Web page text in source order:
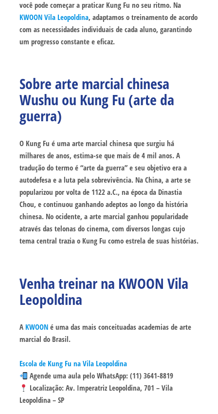
você pode começar a praticar Kung Fu no seu ritmo. Na
KWOON Vila Leopoldina, adaptamos o treinamento de acordo
com as necessidades individuais de cada aluno, garantindo
um progresso constante e eficaz.
Sobre arte marcial chinesa
Wushu ou Kung Fu (arte da
guerra)
O Kung Fu é uma arte marcial chinesa que surgiu há
milhares de anos, estima-se que mais de 4 mil anos. A
tradução do termo é “arte da guerra” e seu objetivo era a
autodefesa e a luta pela sobrevivência. Na China, a arte se
popularizou por volta de 1122 a.C., na época da Dinastia
Chou, e continuou ganhando adeptos ao longo da história
chinesa. No ocidente, a arte marcial ganhou popularidade
através das telonas do cinema, com diversos longas cujo
tema central trazia o Kung Fu como estrela de suas histórias.
Venha treinar na KWOON Vila
Leopoldina
A KWOON é uma das mais conceituadas academias de arte
marcial do Brasil.
Escola de Kung Fu na Vila Leopoldina
Agende uma aula pelo WhatsApp: (11) 3641-8819
Localização: Av. Imperatriz Leopoldina, 701 – Vila
Leopoldina – SP